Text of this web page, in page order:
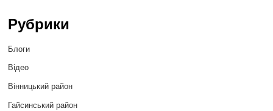
Рубрики
Блоги
Відео
Вінницький район
Гайсинський район